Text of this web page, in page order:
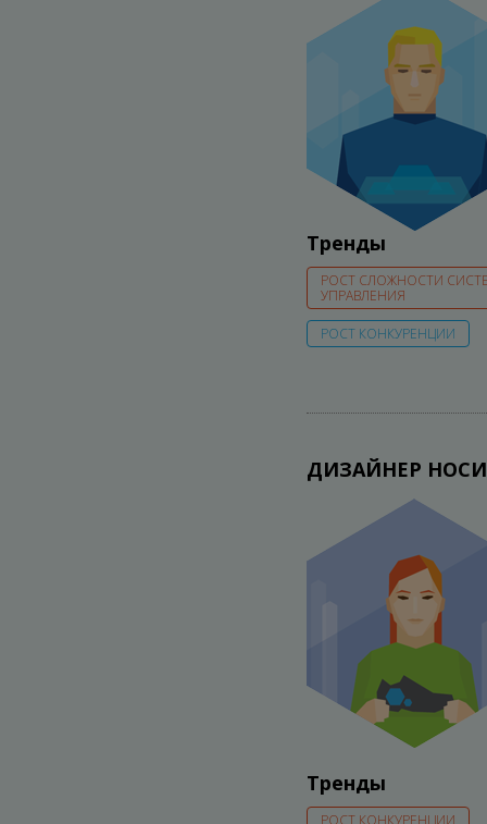
Тренды
РОСТ СЛОЖНОСТИ
УПРАВЛЕНИЯ
РОСТ КОНКУРЕНЦИИ
ДИЗАЙНЕР
Тренды
РОСТ КОНКУРЕНЦИИ